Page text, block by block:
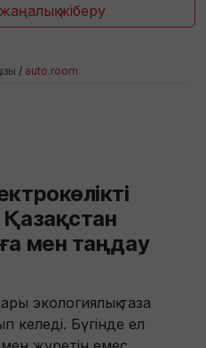
жіберу
/ auto.room
Қазақстан
мен таңдау
экологиялық таза
келеді. Бүгінде ел